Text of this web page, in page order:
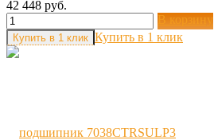
42 448 руб.
В корзину
Купить в 1 клик